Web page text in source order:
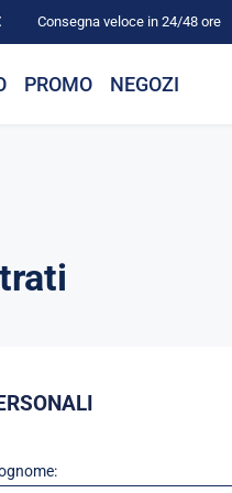
Consegna veloce in 24/48 ore
PROMO NEGOZI